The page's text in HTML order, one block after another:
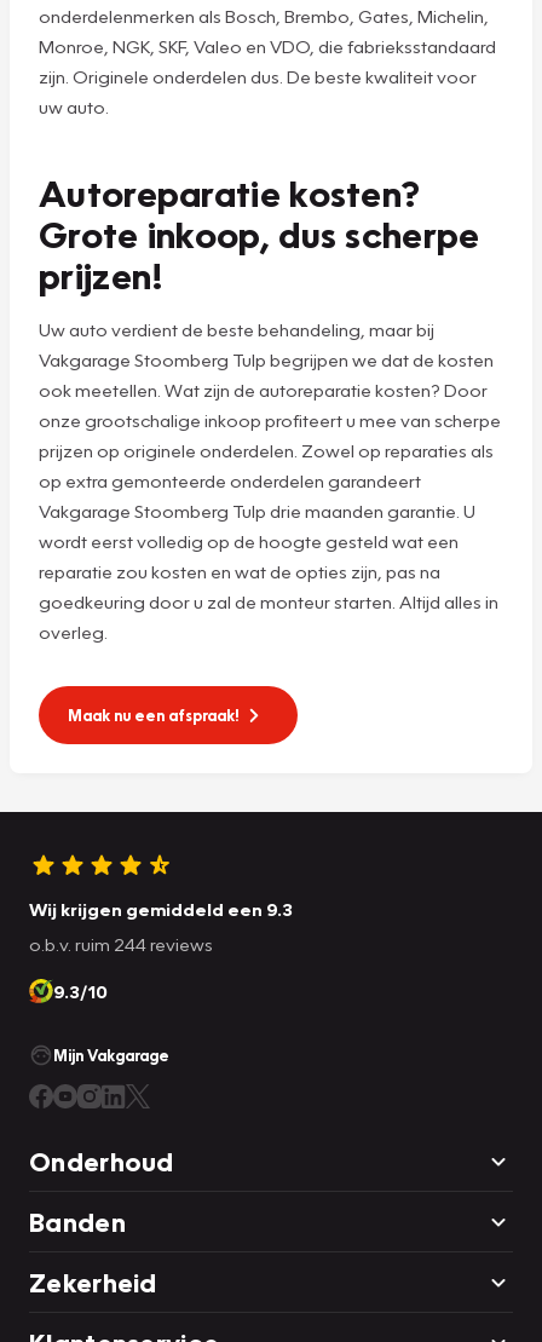
onderdelenmerken als Bosch, Brembo, Gates, Michelin,
Monroe, NGK, SKF, Valeo en VDO, die fabrieksstandaard
zijn. Originele onderdelen dus. De beste kwaliteit voor
uw auto.
Autoreparatie kosten?
Grote inkoop, dus scherpe
prijzen!
Uw auto verdient de beste behandeling, maar bij
Vakgarage Stoomberg Tulp begrijpen we dat de kosten
ook meetellen. Wat zijn de autoreparatie kosten? Door
onze grootschalige inkoop profiteert u mee van scherpe
prijzen op originele onderdelen. Zowel op reparaties als
op extra gemonteerde onderdelen garandeert
Vakgarage Stoomberg Tulp drie maanden garantie. U
wordt eerst volledig op de hoogte gesteld wat een
reparatie zou kosten en wat de opties zijn, pas na
goedkeuring door u zal de monteur starten. Altijd alles in
overleg.
Maak nu een afspraak!
Wij krijgen gemiddeld een 9.3
o.b.v. ruim 244 reviews
9.3/10
Mijn Vakgarage
Onderhoud
Banden
Zekerheid